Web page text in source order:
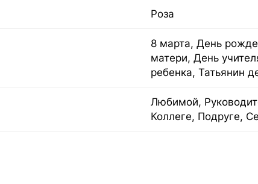
Роза
8 марта, День
матери, День
ребенка, Татьянин
Любимой,
Коллеге, Подруге,